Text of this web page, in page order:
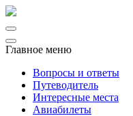
Главное меню
Вопросы и ответы
Путеводитель
Интересные места
Авиабилеты